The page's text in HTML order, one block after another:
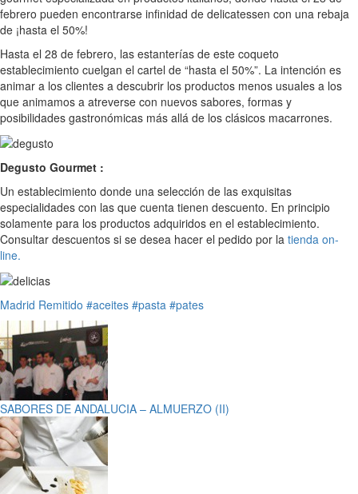
febrero pueden encontrarse infinidad de delicatessen con una rebaja
de ¡hasta el 50%!
Hasta el 28 de febrero, las estanterías de este coqueto
establecimiento cuelgan el cartel de “hasta el 50%”. La intención es
animar a los clientes a descubrir los productos menos usuales a los
que animamos a atreverse con nuevos sabores, formas y
posibilidades gastronómicas más allá de los clásicos macarrones.
Degusto Gourmet :
Un establecimiento donde una selección de las exquisitas
especialidades con las que cuenta tienen descuento. En principio
solamente para los productos adquiridos en el establecimiento.
Consultar descuentos si se desea hacer el pedido por la tienda on-
line.
Madrid Remitido #aceites #pasta #pates
SABORES DE ANDALUCIA – ALMUERZO (II)